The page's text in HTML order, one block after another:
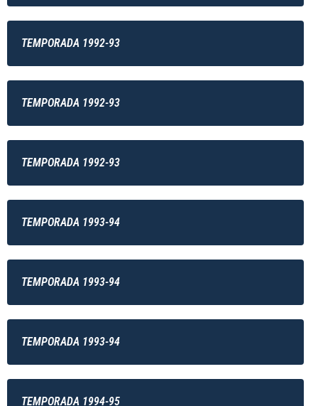
TEMPORADA 1992-93
TEMPORADA 1992-93
TEMPORADA 1992-93
TEMPORADA 1993-94
TEMPORADA 1993-94
TEMPORADA 1993-94
TEMPORADA 1994-95